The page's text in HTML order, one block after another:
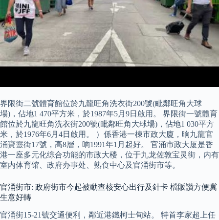
界限街二號體育館位於九龍旺角洗衣街200號(毗鄰旺角大球
場)，佔地1 470平方米，於1987年5月9日啟用。 界限街一號體育
館位於九龍旺角洗衣街200號(毗鄰旺角大球場)，佔地1 030平方
米，於1976年6月4日啟用。 ）係香港一棟市政大廈，晌九龍官
涌寶靈街17號，高8層，晌1991年1月起好。 官涌市政大厦是香
港一座多元化综合功能的市政大楼，位于九龙佐敦宝灵街，内有
室内体育馆、政府办事处、熟食中心及官涌街市等。
官涌街市: 政府街市今起被動查核安心出行及針卡 檔販讚方便冀
生意好轉
官涌街15-21號交通便利，鄰近港鐵柯士甸站。 特首李家超上任